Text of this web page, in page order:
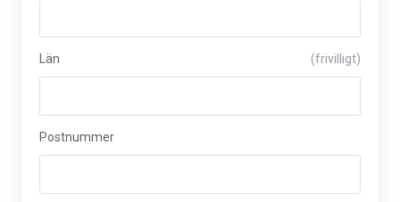
Län (frivilligt)
Postnummer